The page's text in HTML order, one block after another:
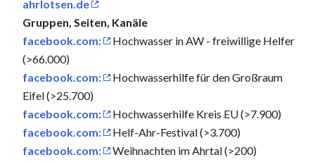
ahrlotsen.de
Gruppen, Seiten, Kanäle
facebook.com:
Hochwasser in AW - freiwillige Helfer
(>66.000)
facebook.com:
Hochwasserhilfe für den Großraum
Eifel (>25.700)
facebook.com:
Hochwasserhilfe Kreis EU (>7.900)
facebook.com:
Helf-Ahr-Festival (>3.700)
facebook.com:
Weihnachten im Ahrtal (>200)